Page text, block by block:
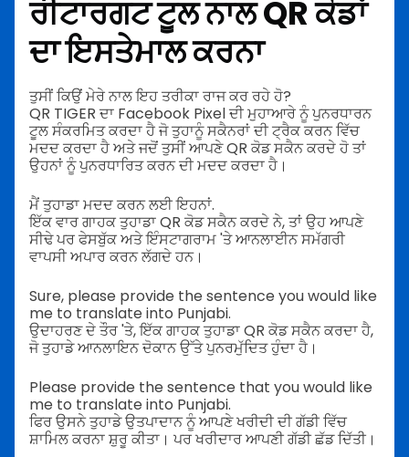
ਰੀਟਾਰਗਟ ਟੂਲ ਨਾਲ QR ਕੋਡਾਂ
ਦਾ ਇਸਤੇਮਾਲ ਕਰਨਾ
ਤੁਸੀਂ ਕਿਉਂ ਮੇਰੇ ਨਾਲ ਇਹ ਤਰੀਕਾ ਰਾਜ ਕਰ ਰਹੇ ਹੋ?
QR TIGER ਦਾ Facebook Pixel ਦੀ ਮੁਹਾਆਰੇ ਨੂੰ ਪੁਨਰਧਾਰਨ
ਟੂਲ ਸੰਕਰਮਿਤ ਕਰਦਾ ਹੈ ਜੋ ਤੁਹਾਨੂੰ ਸਕੈਨਰਾਂ ਦੀ ਟ੍ਰੈਕ ਕਰਨ ਵਿੱਚ
ਮਦਦ ਕਰਦਾ ਹੈ ਅਤੇ ਜਦੋਂ ਤੁਸੀਂ ਆਪਣੇ QR ਕੋਡ ਸਕੈਨ ਕਰਦੇ ਹੋ ਤਾਂ
ਉਹਨਾਂ ਨੂੰ ਪੁਨਰਧਾਰਿਤ ਕਰਨ ਦੀ ਮਦਦ ਕਰਦਾ ਹੈ।
ਮੈਂ ਤੁਹਾਡਾ ਮਦਦ ਕਰਨ ਲਈ ਇਹਨਾਂ.
ਇੱਕ ਵਾਰ ਗਾਹਕ ਤੁਹਾਡਾ QR ਕੋਡ ਸਕੈਨ ਕਰਦੇ ਨੇ, ਤਾਂ ਉਹ ਆਪਣੇ
ਸੀਢੇ ਪਰ ਫੇਸਬੁੱਕ ਅਤੇ ਇੰਸਟਾਗਰਾਮ 'ਤੇ ਆਨਲਾਈਨ ਸਮੱਗਰੀ
ਵਾਪਸੀ ਅਪਾਰ ਕਰਨ ਲੱਗਦੇ ਹਨ।
Sure, please provide the sentence you would like
me to translate into Punjabi.
ਉਦਾਹਰਣ ਦੇ ਤੌਰ 'ਤੇ, ਇੱਕ ਗਾਹਕ ਤੁਹਾਡਾ QR ਕੋਡ ਸਕੈਨ ਕਰਦਾ ਹੈ,
ਜੋ ਤੁਹਾਡੇ ਆਨਲਾਇਨ ਦੋਕਾਨ ਉੱਤੇ ਪੁਨਰਮੁੱਦਿਤ ਹੁੰਦਾ ਹੈ।
Please provide the sentence that you would like
me to translate into Punjabi.
ਫਿਰ ਉਸਨੇ ਤੁਹਾਡੇ ਉਤਪਾਦਾਨ ਨੂੰ ਆਪਣੇ ਖਰੀਦੀ ਦੀ ਗੱਡੀ ਵਿੱਚ
ਸ਼ਾਮਿਲ ਕਰਨਾ ਸ਼ੁਰੂ ਕੀਤਾ। ਪਰ ਖਰੀਦਾਰ ਆਪਣੀ ਗੱਡੀ ਛੱਡ ਦਿੱਤੀ।